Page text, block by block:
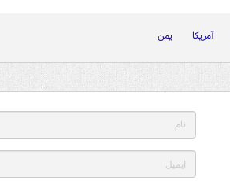
آمریکا یمن